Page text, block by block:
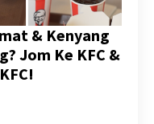
& Kenyang
Jom Ke KFC &